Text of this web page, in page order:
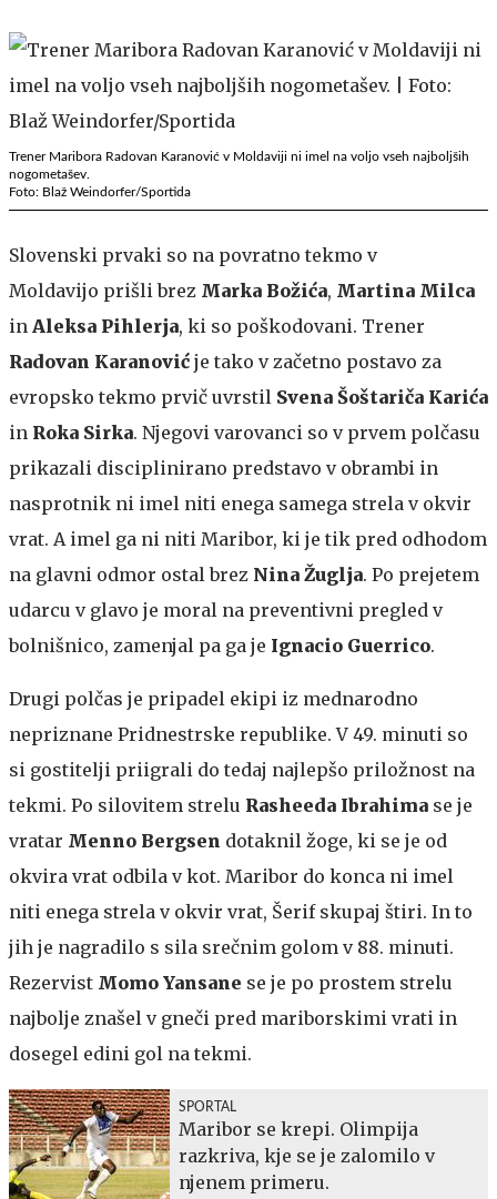
Trener Maribora Radovan Karanović v Moldaviji ni imel na voljo vseh najboljših
nogometašev.
Foto: Blaž Weindorfer/Sportida
Slovenski prvaki so na povratno tekmo v
Moldavijo prišli brez Marka Božića, Martina Milca
in Aleksa Pihlerja, ki so poškodovani. Trener
Radovan Karanović je tako v začetno postavo za
evropsko tekmo prvič uvrstil Svena Šoštariča Karića
in Roka Sirka. Njegovi varovanci so v prvem polčasu
prikazali disciplinirano predstavo v obrambi in
nasprotnik ni imel niti enega samega strela v okvir
vrat. A imel ga ni niti Maribor, ki je tik pred odhodom
na glavni odmor ostal brez Nina Žuglja. Po prejetem
udarcu v glavo je moral na preventivni pregled v
bolnišnico, zamenjal pa ga je Ignacio Guerrico.
Drugi polčas je pripadel ekipi iz mednarodno
nepriznane Pridnestrske republike. V 49. minuti so
si gostitelji priigrali do tedaj najlepšo priložnost na
tekmi. Po silovitem strelu Rasheeda Ibrahima se je
vratar Menno Bergsen dotaknil žoge, ki se je od
okvira vrat odbila v kot. Maribor do konca ni imel
niti enega strela v okvir vrat, Šerif skupaj štiri. In to
jih je nagradilo s sila srečnim golom v 88. minuti.
Rezervist Momo Yansane se je po prostem strelu
najbolje znašel v gneči pred mariborskimi vrati in
dosegel edini gol na tekmi.
SPORTAL
Maribor se krepi. Olimpija
razkriva, kje se je zalomilo v
njenem primeru.